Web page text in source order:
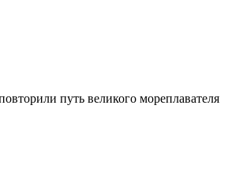
путь великого мореплавателя